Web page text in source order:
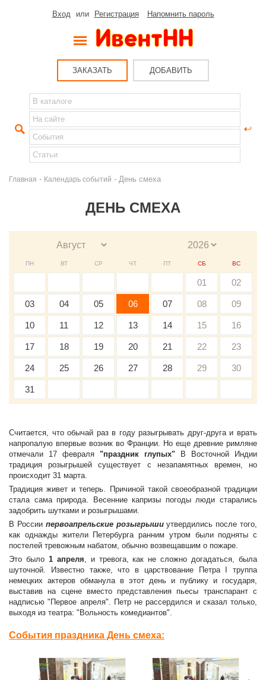
Вход или Регистрация Напомнить пароль
ЗАКАЗАТЬ ДОБАВИТЬ
Главная - Календарь событий - День смеха
ДЕНЬ СМЕХА
ПН ВТ СР ЧТ ПТ СБ ВС
01 02
03 04 05 06 07 08 09
10 11 12 13 14 15 16
17 18 19 20 21 22 23
24 25 26 27 28 29 30
31
Считается, что обычай раз в году разыгрывать друг-друга и врать
напропалую впервые возник во Франции. Но еще древние римляне
отмечали 17 февраля "праздник глупых" В Восточной Индии
традиция розыгрышей существует с незапамятных времен, но
происходит 31 марта.
Традиция живет и теперь. Причиной такой своеобразной традиции
стала сама природа. Весенние капризы погоды люди старались
задобрить шутками и розыгрышами.
В России первоапрельские розыгрышиутвердились после того,
как однажды жители Петербурга ранним утром были подняты с
постелей тревожным набатом, обычно возвещавшим о пожаре.
Это было 1 апреля, и тревога, как не сложно догадаться, была
шуточной. Известно также, что в царствование Петра I труппа
немецких актеров обманула в этот день и публику и государя,
выставив на сцене вместо представления пьесы транспарант с
надписью "Первое апреля". Петр не рассердился и сказал только,
выходя из театра: "Вольность комедиантов".
События праздника День смеха: